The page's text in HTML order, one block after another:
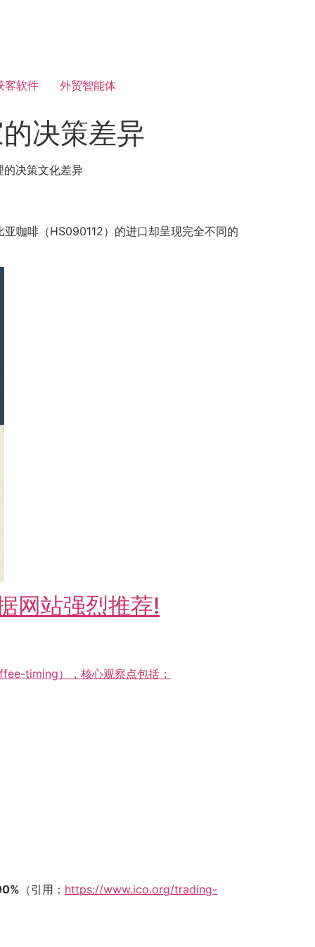
客软件 外贸智能体
决策差异
的决策文化差异
咖啡（HS090112）的进口却呈现完全不同的
网站强烈推荐!
timing），核心观察点包括：
（引用： https://www.ico.org/trading-